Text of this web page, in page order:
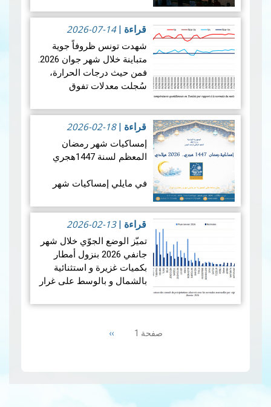
ستشهد الأرض واحدة من أروع
الظواهر الفلكية: كسوفا كلي
للشمس. يُعتبر هذا الكسوف
الأول من نوعه ال…
قراءة
قراءة |
2026-07-14
شهدت تونس ظروفاً جوية
متباينة خلال شهر جوان 2026.
فمن حيث درجات الحرارة،
سُجلت معدلات تفوق
أنحاء البلاد، بمعدل بلغ +1.9
درجة مئوية. ويضع هذالمعدل
شهرجوان… قراءة المزيد
قراءة |
2026-02-18
إمساكيات شهر رمضان
المعظم لسنة 1447هجري
في مايلي إمساكيات شهر
هجري و شملت الإمساكيات
العديد من المدن التونسية
والمناطق المنعزلة جغرافيا.
قراءة |
2026-02-13
تميّز الوضع الجوّي خلال شهر
جانفي 2026 بنزول أمطار
بكميات غزيرة و استثنائية
بالشمال و بالوسط على غرار
جانفي 2026 مما أدى إلى
من…
قراءة المزيد صفحة 1 Next
››